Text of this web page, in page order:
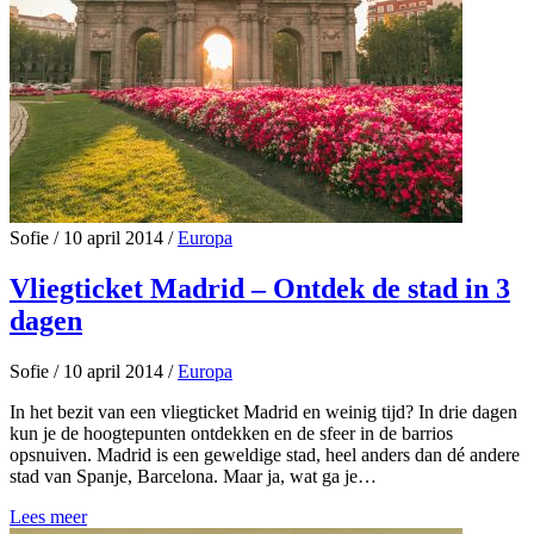
Sofie /10 april 2014 / Europa
Vliegticket Madrid – Ontdek de stad in 3
dagen
Sofie /10 april 2014 / Europa
In het bezit van een vliegticket Madrid en weinig tijd? In drie dagen
kun je de hoogtepunten ontdekken en de sfeer in de barrios
opsnuiven. Madrid is een geweldige stad, heel anders dan dé andere
stad van Spanje, Barcelona. Maar ja, wat ga je…
Lees meer